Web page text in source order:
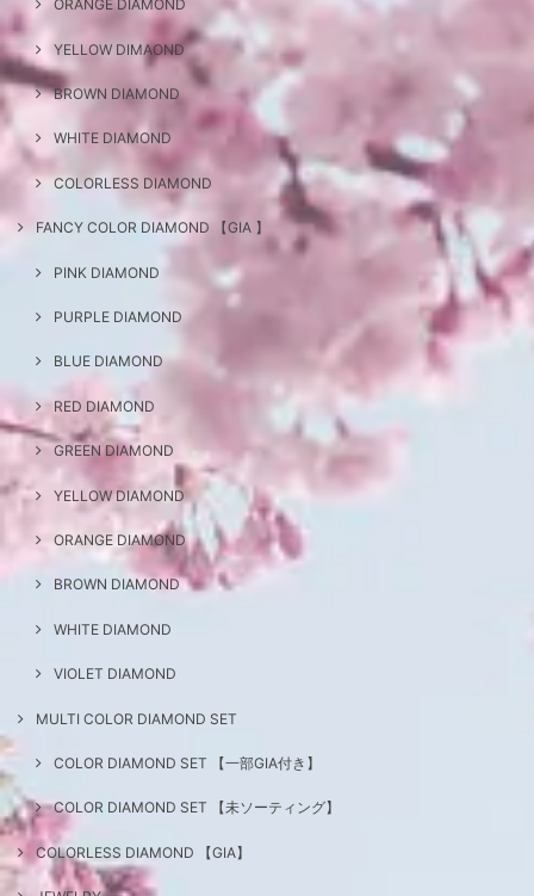
ORANGE DIAMOND
YELLOW DIMAOND
BROWN DIAMOND
WHITE DIAMOND
COLORLESS DIAMOND
FANCY COLOR DIAMOND 【GIA 】
PINK DIAMOND
PURPLE DIAMOND
BLUE DIAMOND
RED DIAMOND
GREEN DIAMOND
YELLOW DIAMOND
ORANGE DIAMOND
BROWN DIAMOND
WHITE DIAMOND
VIOLET DIAMOND
MULTI COLOR DIAMOND SET
COLOR DIAMOND SET 【一部GIA付き】
COLOR DIAMOND SET 【未ソーティング】
COLORLESS DIAMOND 【GIA】